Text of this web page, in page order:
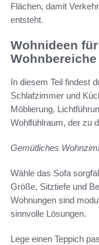
Flächen, damit
entsteht.
Wohnideen
Wohnbereiche
In diesem Teil findest
Schlafzimmer und
Möblierung,
Wohlfühlraum, der zu
Gemütliches
Wähle das Sofa
Größe, Sitztiefe und
Wohnungen sind
sinnvolle Lösungen.
Lege einen Teppich